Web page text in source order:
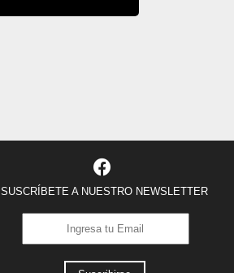
SUSCRÍBETE A NUESTRO NEWSLETTER